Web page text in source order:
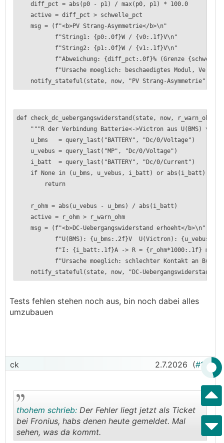
diff_pct = abs(p0 - p1) / max(p0, p1) * 100.0
active = diff_pct > schwelle_pct
msg = (f"<b>PV Strang-Asymmetrie</b>\n"
f"String1: {p0:.0f}W / {v0:.1f}V\n"
f"String2: {p1:.0f}W / {v1:.1f}V\n"
f"Abweichung: {diff_pct:.0f}% (Grenze
f"Ursache moeglich: beschaedigtes Modul,
notify_stateful(state, now, "PV Strang-Asymmetrie",
def check_dc_uebergangswiderstand(state, now,
"""R der Verbindung Batterie<->Victron aus U(BMS) vs
u_bms = query_last("BATTERY", "Dc/0/Voltage")
u_vebus = query_last("MP", "Dc/0/Voltage")
i_batt = query_last("BATTERY", "Dc/0/Current")
if None in (u_bms, u_vebus, i_batt) or abs(i_batt) <
return
r_ohm = abs(u_vebus - u_bms) / abs(i_batt)
active = r_ohm > r_warn_ohm
msg = (f"<b>DC-Uebergangswiderstand erhoeht</b>\n"
f"U(BMS): {u_bms:.2f}V U(Victron):
f"I: {i_batt:.1f}A -> R ≈ {r_ohm*1000:.1f} mΩ
f"Ursache moeglich: schlechter Kontakt an Busbar/
notify_stateful(state, now, "DC-Uebergangswiderstand",
Tests fehlen stehen noch aus, bin noch dabei alles
umzubauen
ck 2.7.2026 (#15)
thohem schrieb: Der Fehler liegt jetzt als Ticket
bei Fronius, habs denen heute gemeldet. Mal
sehen, was da kommt.